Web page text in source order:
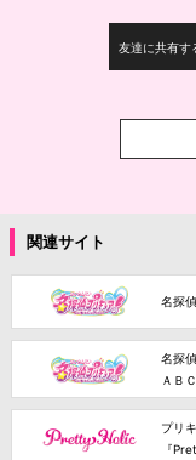
友達に共有す
関連サイト
名探
名探
ＡＢ
プリ
『